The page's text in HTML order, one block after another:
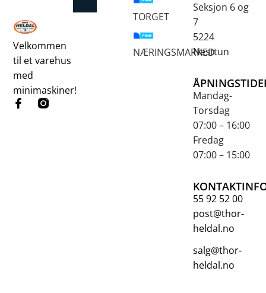
Velkommen
til et varehus
med
minimaskiner!
Seksjon 6 og
7
5224
Nesttun
Mandag-
Torsdag
07:00 – 16:00
Fredag
07:00 – 15:00
55 92 52 00
post@thor-
heldal.no
salg@thor-
heldal.no
TORGET
NÆRINGSMARKED